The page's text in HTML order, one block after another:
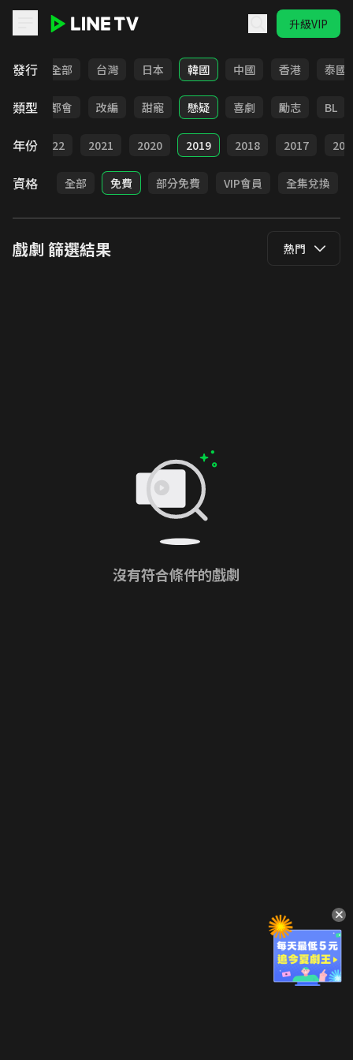
升級VIP
發行 全部 台灣 日本 韓國 中國 香港 泰國
類型
愛情 都會 改編 甜寵 懸疑 喜劇 勵志 BL
年份 2022 2021 2020 2019 2018 2017
資格 全部 免費 部分免費 VIP會員 全集兌換
戲劇 篩選結果 熱門
沒有符合條件的戲劇